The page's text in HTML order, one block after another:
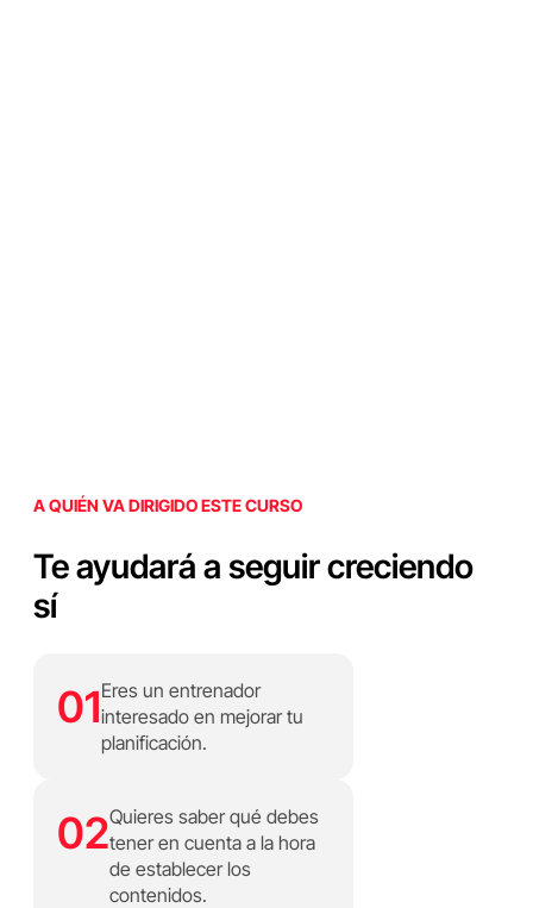
A QUIÉN VA DIRIGIDO ESTE CURSO
Te ayudará a seguir creciendo
sí
01Eres un entrenador
interesado en mejorar tu
planificación.
02Quieres saber qué debes
tener en cuenta a la hora
de establecer los
contenidos.